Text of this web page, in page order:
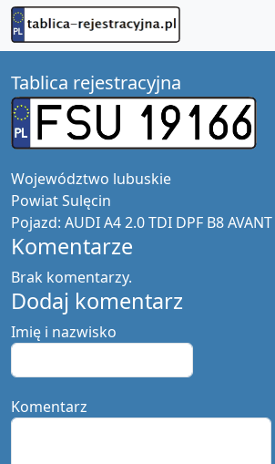
Tablica rejestracyjna
Województwo lubuskie
PowiatSulęcin
Pojazd: AUDI A4 2.0 TDI DPF B8
Komentarze
Brak komentarzy.
Dodaj komentarz
Imię i nazwisko
Komentarz